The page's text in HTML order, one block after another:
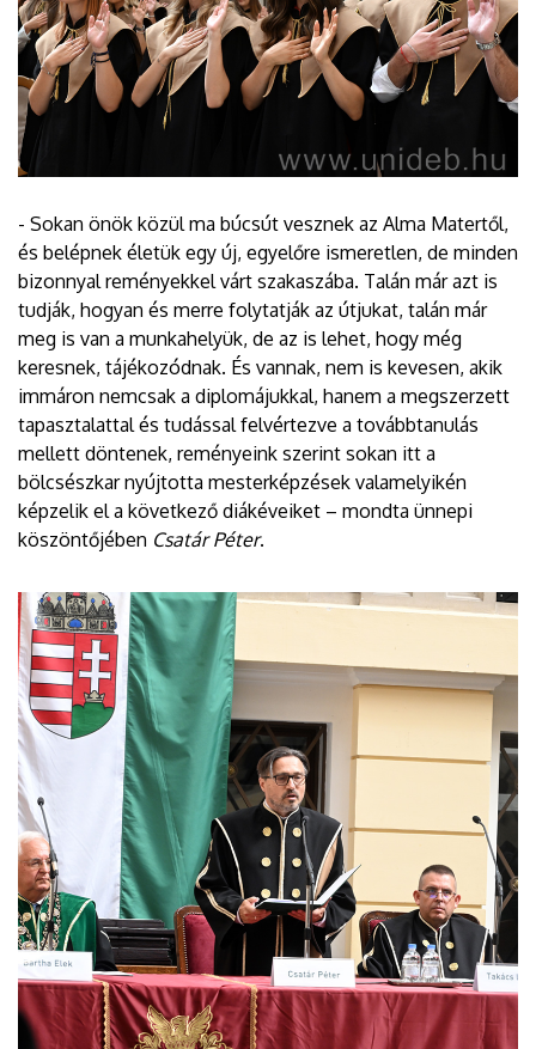
- Sokan önök közül ma búcsút vesznek az Alma Matertől,
és belépnek életük egy új, egyelőre ismeretlen, de minden
bizonnyal reményekkel várt szakaszába. Talán már azt is
tudják, hogyan és merre folytatják az útjukat, talán már
meg is van a munkahelyük, de az is lehet, hogy még
keresnek, tájékozódnak. És vannak, nem is kevesen, akik
immáron nemcsak a diplomájukkal, hanem a megszerzett
tapasztalattal és tudással felvértezve a továbbtanulás
mellett döntenek, reményeink szerint sokan itt a
bölcsészkar nyújtotta mesterképzések valamelyikén
képzelik el a következő diákéveiket – mondta ünnepi
köszöntőjében Csatár Péter.